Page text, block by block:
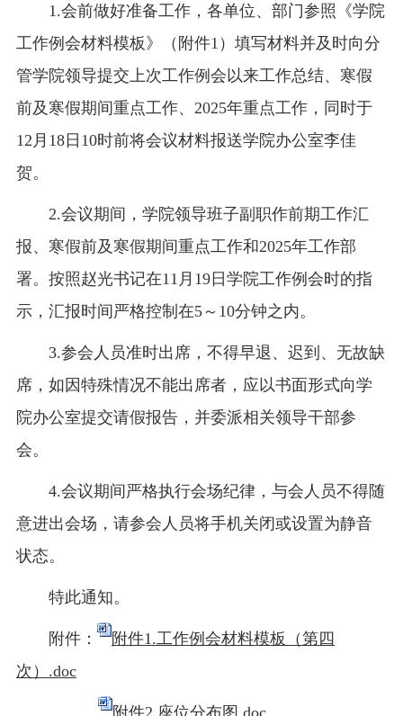
1.会前做好准备工作，各单位、 部门参照《学院
工作例会材料模板》（附件1）填写材料并及时向分
管学院领导提交上次工作例会以来工作总结、寒假
前及寒假期间重点工作、2025年重点工作，同时于
12月18日10时前将会议材料报送学院办公室李佳
贺。
2.会议期间，学院领导班子副职作前期工作汇
报、寒假前及寒假期间重点工作和2025年工作部
署。按照赵光书记在11月19日学院工作例会时的指
示，汇报时间严格控制在5～10分钟之内。
3.参会人员准时出席，不得早退、迟到、无故缺
席，如因特殊情况不能出席者，应以书面形式向学
院办公室提交请假报告，并委派相关领导干部参
会。
4.会议期间严格执行会场纪律，与会人员不得随
意进出会场，请参会人员将手机关闭或设置为静音
状态。
特此通知。
附件：
附件1.工作例会材料模板（第四
次）.doc
附件2.座位分布图.doc